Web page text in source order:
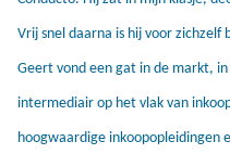
Vrij snel daarna is hij voor zichzelf
Geert vond een gat in de markt,
intermediair op het vlak van
hoogwaardige inkoopopleidingen